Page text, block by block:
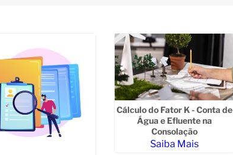
Cálculo do Fator K - Conta de
Água e Efluente na
Consolação
Saiba Mais